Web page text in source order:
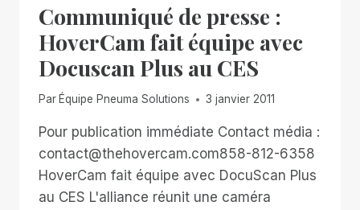
Communiqué de presse :
HoverCam fait équipe avec
Docuscan Plus au CES
Par Équipe Pneuma Solutions 3 janvier 2011
Pour publication immédiate Contact média :
contact@thehovercam.com858-812-6358
HoverCam fait équipe avec DocuScan Plus
au CES L'alliance réunit une caméra